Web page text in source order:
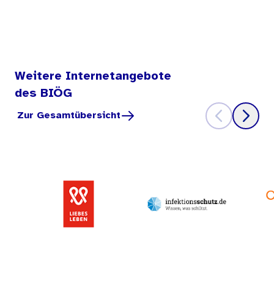
Weitere Internetangebote
des BIÖG
Zur Gesamtübersicht